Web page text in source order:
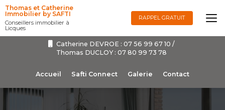
Aller
au
contenu
principal
Catherine DEVROE :07 56 99 67 10 /
Thomas DUCLOY : 07 80 99 73 78
Accueil Safti Connect Galerie Contact
Thomas et Catherine
Immobilier by SAFTI
Conseillers immobilier à
Licques
RAPPEL GRATUIT